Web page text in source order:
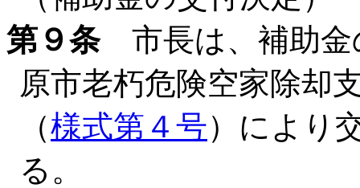
第９条市長は、補助金
原市老朽危険空家除却
（様式第４号）により
る。